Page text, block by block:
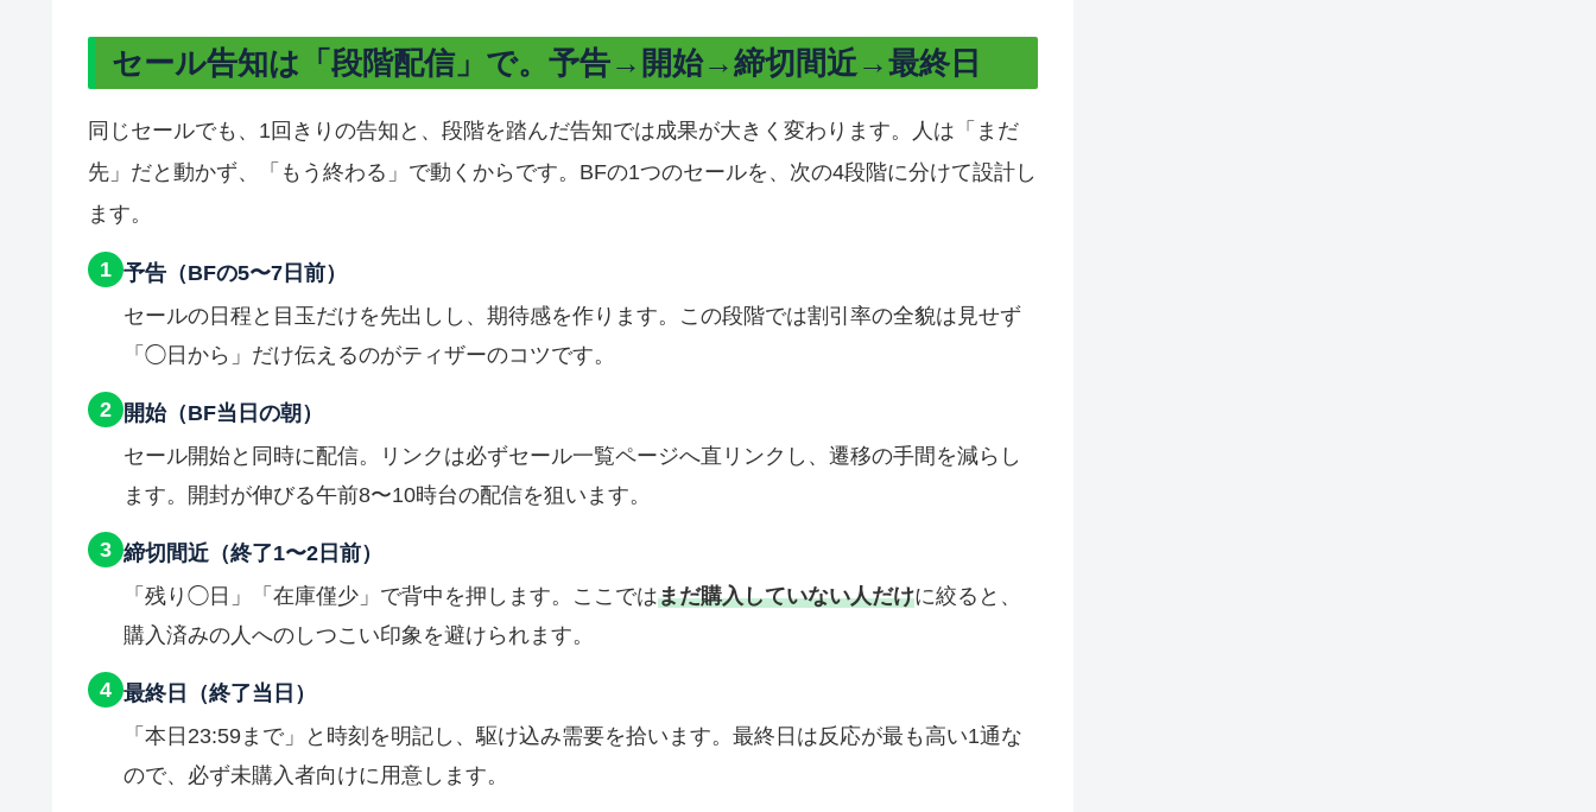
セール告知は「段階配信」で。予告→開始→締切間近→最終日
同じセールでも、1回きりの告知と、段階を踏んだ告知では成果が大きく変わります。人は「まだ
先」だと動かず、「もう終わる」で動くからです。BFの1つのセールを、次の4段階に分けて設計し
ます。
1 予告（BFの5〜7日前）
セールの日程と目玉だけを先出しし、期待感を作ります。この段階では割引率の全貌は見せず
「◯日から」だけ伝えるのがティザーのコツです。
2
開始（BF当日の朝）
セール開始と同時に配信。リンクは必ずセール一覧ページへ直リンクし、遷移の手間を減らし
ます。開封が伸びる午前8〜10時台の配信を狙います。
3 締切間近（終了1〜2日前）
「残り◯日」「在庫僅少」で背中を押します。ここではまだ購入していない人だけに絞ると、
購入済みの人へのしつこい印象を避けられます。
4 最終日（終了当日）
「本日23:59まで」と時刻を明記し、駆け込み需要を拾います。最終日は反応が最も高い1通な
ので、必ず未購入者向けに用意します。